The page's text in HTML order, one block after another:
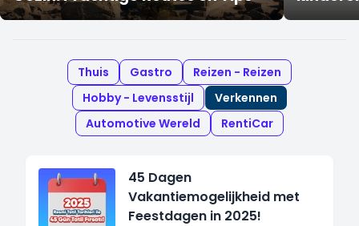
Thuis Gastro
Reizen - Reizen
Hobby - Levensstijl
Verkennen
Automotive Wereld
RentiCar
45 Dagen
Vakantiemogelijkheid met
Feestdagen in 2025!